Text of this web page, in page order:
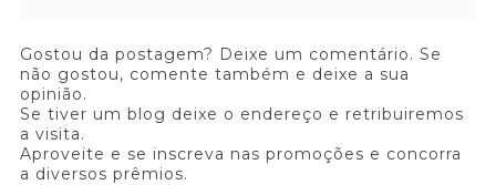
Gostou da postagem? Deixe um comentário. Se
não gostou, comente também e deixe a sua
opinião.
Se tiver um blog deixe o endereço e retribuiremos
a visita.
Aproveite e se inscreva nas promoções e concorra
a diversos prêmios.